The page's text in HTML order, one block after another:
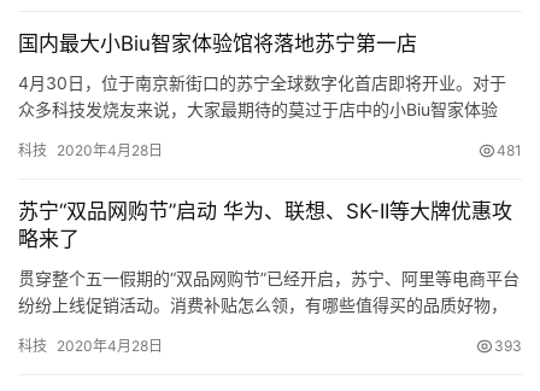
国内最大小Biu智家体验馆将落地苏宁第一店
4月30日，位于南京新街口的苏宁全球数字化首店即将开业。对于
众多科技发烧友来说，大家最期待的莫过于店中的小Biu智家体验
光的小Biu智家体验馆店显示…
科技 2020年4月28日 481
苏宁“双品网购节”启动 华为、联想、SK-II等大牌优惠攻
略来了
贯穿整个五一假期的“双品网购节”已经开启，苏宁、阿里等电商平台
纷纷上线促销活动。消费补贴怎么领，有哪些值得买的品质好物，
消费券怎么领？ 为迎接“…
科技 2020年4月28日 393